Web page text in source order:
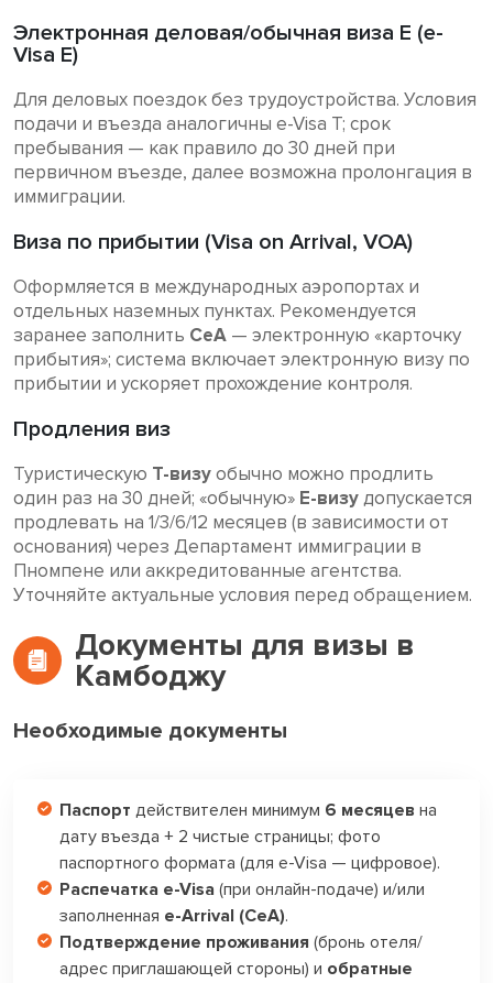
Электронная деловая/обычная виза E (e-
Visa E)
Для деловых поездок без трудоустройства. Условия
подачи и въезда аналогичны e-Visa T; срок
пребывания — как правило до 30 дней при
первичном въезде, далее возможна пролонгация в
иммиграции.
Виза по прибытии (Visa on Arrival, VOA)
Оформляется в международных аэропортах и
отдельных наземных пунктах. Рекомендуется
заранее заполнить CeA — электронную «карточку
прибытия»; система включает электронную визу по
прибытии и ускоряет прохождение контроля.
Продления виз
Туристическую T-визуобычно можно продлить
один раз на 30 дней; «обычную» E-визудопускается
продлевать на 1/3/6/12 месяцев (в зависимости от
основания) через Департамент иммиграции в
Пномпене или аккредитованные агентства.
Уточняйте актуальные условия перед обращением.
Документы для визы в
Камбоджу
Необходимые документы
Паспорт действителен минимум 6 месяцев на
дату въезда + 2 чистые страницы; фото
паспортного формата (для e-Visa — цифровое).
Распечатка e-Visa (при онлайн-подаче) и/или
заполненная e-Arrival (CeA).
Подтверждение проживания (бронь отеля/
адрес приглашающей стороны) и обратные